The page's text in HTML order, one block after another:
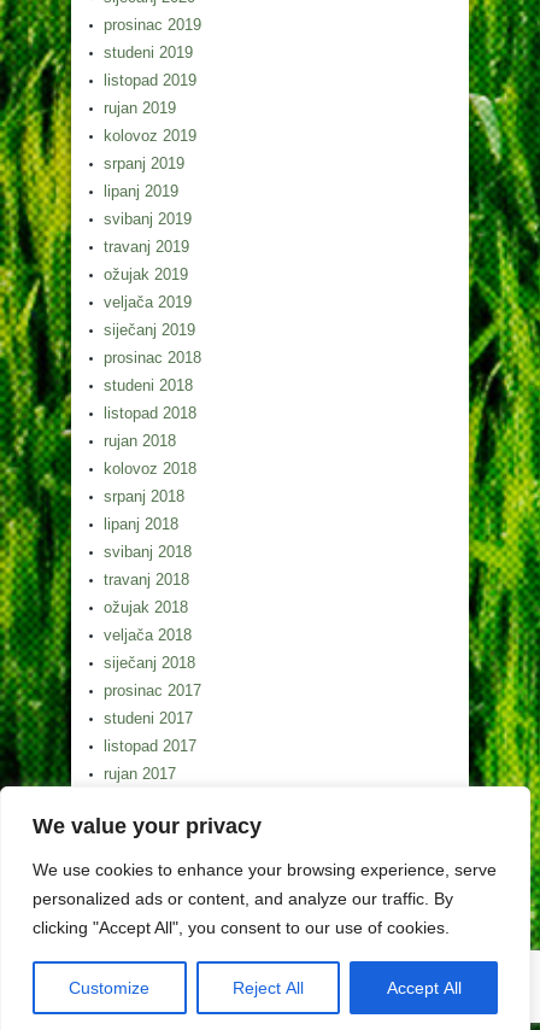
We value your privacy
We use cookies to enhance your browsing experience, serve
personalized ads or content, and analyze our traffic. By
clicking "Accept All", you consent to our use of cookies.
Customize Reject All Accept All
prosinac 2019
studeni 2019
listopad 2019
rujan 2019
kolovoz 2019
srpanj 2019
lipanj 2019
svibanj 2019
travanj 2019
ožujak 2019
veljača 2019
siječanj 2019
prosinac 2018
studeni 2018
listopad 2018
rujan 2018
kolovoz 2018
srpanj 2018
lipanj 2018
svibanj 2018
travanj 2018
ožujak 2018
veljača 2018
siječanj 2018
prosinac 2017
studeni 2017
listopad 2017
rujan 2017
srpanj 2017